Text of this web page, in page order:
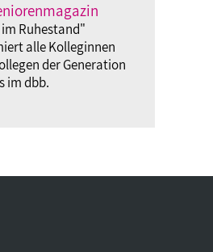
Ruhestand"
alle Kolleginnen
der Generation
im dbb.